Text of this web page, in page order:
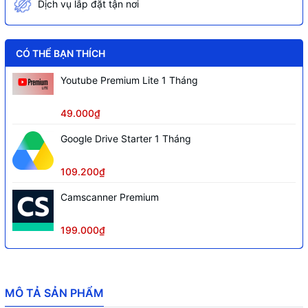
Dịch vụ lắp đặt tận nơi
CÓ THỂ BẠN THÍCH
Youtube Premium Lite 1 Tháng
49.000₫
Google Drive Starter 1 Tháng
109.200₫
Camscanner Premium
199.000₫
MÔ TẢ SẢN PHẨM